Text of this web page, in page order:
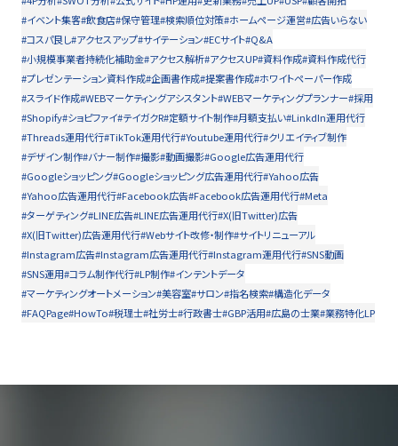
#イベント集客#飲食店#保守管理#検索順位対策#ホームページ運営#広告いらない
#コスパ良し#アクセスアップ#サイテーション#ECサイト#Q&A
#小規模事業者持続化補助金#アクセス解析#アクセスUP#資料作成#資料作成代行
#プレゼンテーション資料作成#企画書作成#提案書作成#ホワイトペーパー作成
#スライド作成#WEBマーケティングアシスタント#WEBマーケティングプランナー#採用
#Shopify#ショピファイ#テイガクR#定額サイト制作#月額支払い#LinkdIn運用代行
#Threads運用代行#TikTok運用代行#Youtube運用代行#クリエイティブ制作
#デザイン制作#バナー制作#撮影#動画撮影#Google広告運用代行
#Googleショッピング#Googleショッピング広告運用代行#Yahoo広告
#Yahoo広告運用代行#Facebook広告#Facebook広告運用代行#Meta
#ターゲティング#LINE広告#LINE広告運用代行#X(旧Twitter)広告
#X(旧Twitter)広告運用代行#Webサイト改修・制作#サイトリニューアル
#Instagram広告#Instagram広告運用代行#Instagram運用代行#SNS動画
#SNS運用#コラム制作代行#LP制作#インテントデータ
#マーケティングオートメーション#美容室#サロン#指名検索#構造化データ
#FAQPage#HowTo#税理士#社労士#行政書士#GBP活用#広島の士業#業務特化LP